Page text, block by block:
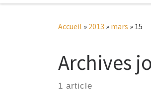
Accueil » 2013 » mars » 15
Archives
1 article